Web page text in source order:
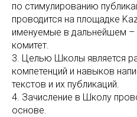
по стимулированию
проводится на площадке
именуемые в дальнейшем –
комитет.
3. Целью Школы является
компетенций и навыков
текстов и их публикаций.
4. Зачисление в Школу
основе.